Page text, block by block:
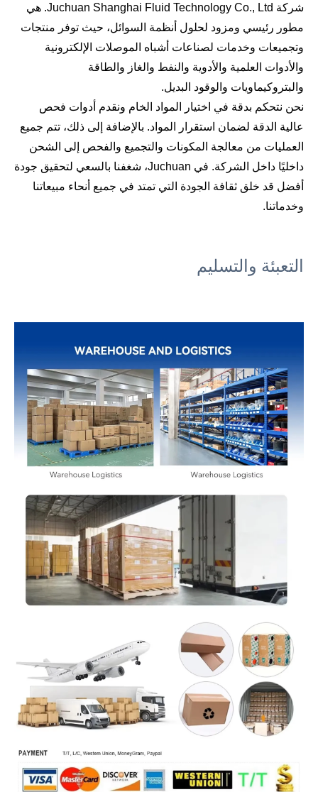
شركة Juchuan Shanghai Fluid Technology Co., Ltd. هي
مطور رئيسي ومزود لحلول أنظمة السوائل، حيث توفر منتجات
وتجميعات وخدمات لصناعات أشباه الموصلات الإلكترونية
والأدوات العلمية والأدوية والنفط والغاز والطاقة
والبتروكيماويات والوقود البديل.
نحن نتحكم بدقة في اختيار المواد الخام ونقدم أدوات فحص
عالية الدقة لضمان استقرار المواد. بالإضافة إلى ذلك، تتم جميع
العمليات من معالجة المكونات والتجميع والفحص إلى الشحن
داخليًا داخل الشركة. في Juchuan، شغفنا بالسعي لتحقيق جودة
أفضل قد خلق ثقافة الجودة التي تمتد في جميع أنحاء مبيعاتنا
وخدماتنا.
التعبئة والتسليم